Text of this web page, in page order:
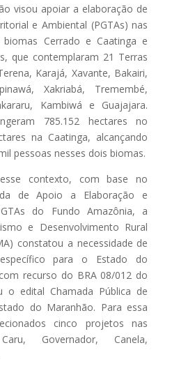
visou apoiar a elaboração de
e Ambiental (PGTAs) nas
Cerrado e Caatinga e
que contemplaram 21 Terras
Karajá, Xavante, Bakairi,
Xakriabá, Tremembé,
Kambiwá e Guajajara.
785.152 hectares no
na Caatinga, alcançando
pessoas nesses dois biomas.
contexto, com base no
de Apoio a Elaboração e
do Fundo Amazônia, a
e Desenvolvimento Rural
constatou a necessidade de
para o Estado do
recurso do BRA 08/012 do
o edital Chamada Pública de
do Maranhão. Para essa
cinco projetos nas
Governador, Canela,